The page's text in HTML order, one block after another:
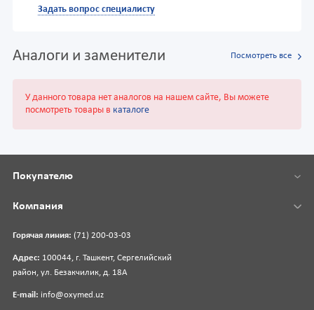
Задать вопрос специалисту
Аналоги и заменители Посмотреть все
У данного товара нет аналогов на нашем сайте, Вы можете
посмотреть товары в каталоге
Горячая линия: (71) 200-03-03
Адрес: 100044, г. Ташкент, Сергелийский
район, ул. Безакчилик, д. 18А
E-mail: info@oxymed.uz
Покупателю
Компания